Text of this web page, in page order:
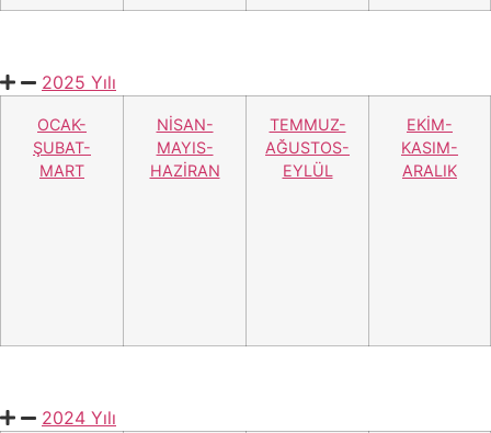
2025 Yılı
OCAK-
ŞUBAT-
MART
NİSAN-
MAYIS-
HAZİRAN
TEMMUZ-
AĞUSTOS-
EYLÜL
EKİM-
KASIM-
ARALIK
2024 Yılı